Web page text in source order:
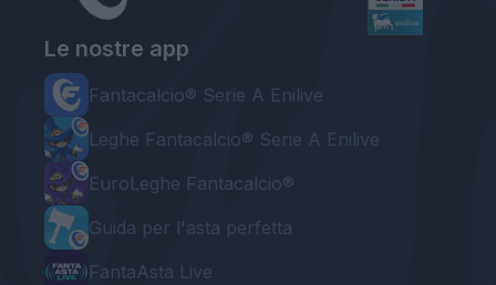
Le nostre app
Fantacalcio® Serie A Enilive
Leghe Fantacalcio® Serie A Enilive
EuroLeghe Fantacalcio®
Guida per l'asta perfetta
FantaAsta Live